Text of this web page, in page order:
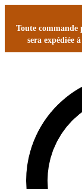
Toute commande
sera expédiée